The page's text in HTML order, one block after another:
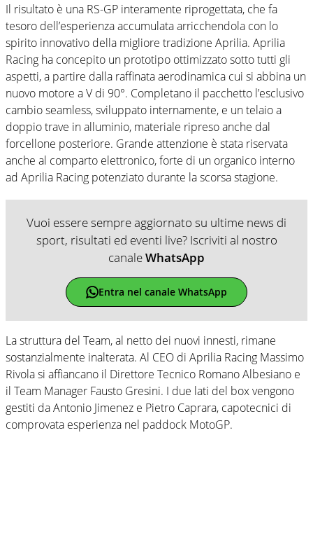
Il risultato è una RS-GP interamente riprogettata, che fa
tesoro dell’esperienza accumulata arricchendola con lo
spirito innovativo della migliore tradizione Aprilia. Aprilia
Racing ha concepito un prototipo ottimizzato sotto tutti gli
aspetti, a partire dalla raffinata aerodinamica cui si abbina un
nuovo motore a V di 90°. Completano il pacchetto l’esclusivo
cambio seamless, sviluppato internamente, e un telaio a
doppio trave in alluminio, materiale ripreso anche dal
forcellone posteriore. Grande attenzione è stata riservata
anche al comparto elettronico, forte di un organico interno
ad Aprilia Racing potenziato durante la scorsa stagione.
Vuoi essere sempre aggiornato su ultime news di
sport, risultati ed eventi live? Iscriviti al nostro
canaleWhatsApp
Entra nel canale WhatsApp
La struttura del Team, al netto dei nuovi innesti, rimane
sostanzialmente inalterata. Al CEO di Aprilia Racing Massimo
Rivola si affiancano il Direttore Tecnico Romano Albesiano e
il Team Manager Fausto Gresini. I due lati del box vengono
gestiti da Antonio Jimenez e Pietro Caprara, capotecnici di
comprovata esperienza nel paddock MotoGP.